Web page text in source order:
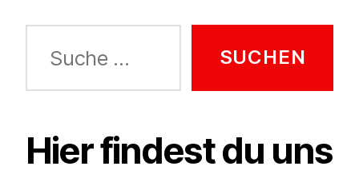
nach:
Hier findest du uns